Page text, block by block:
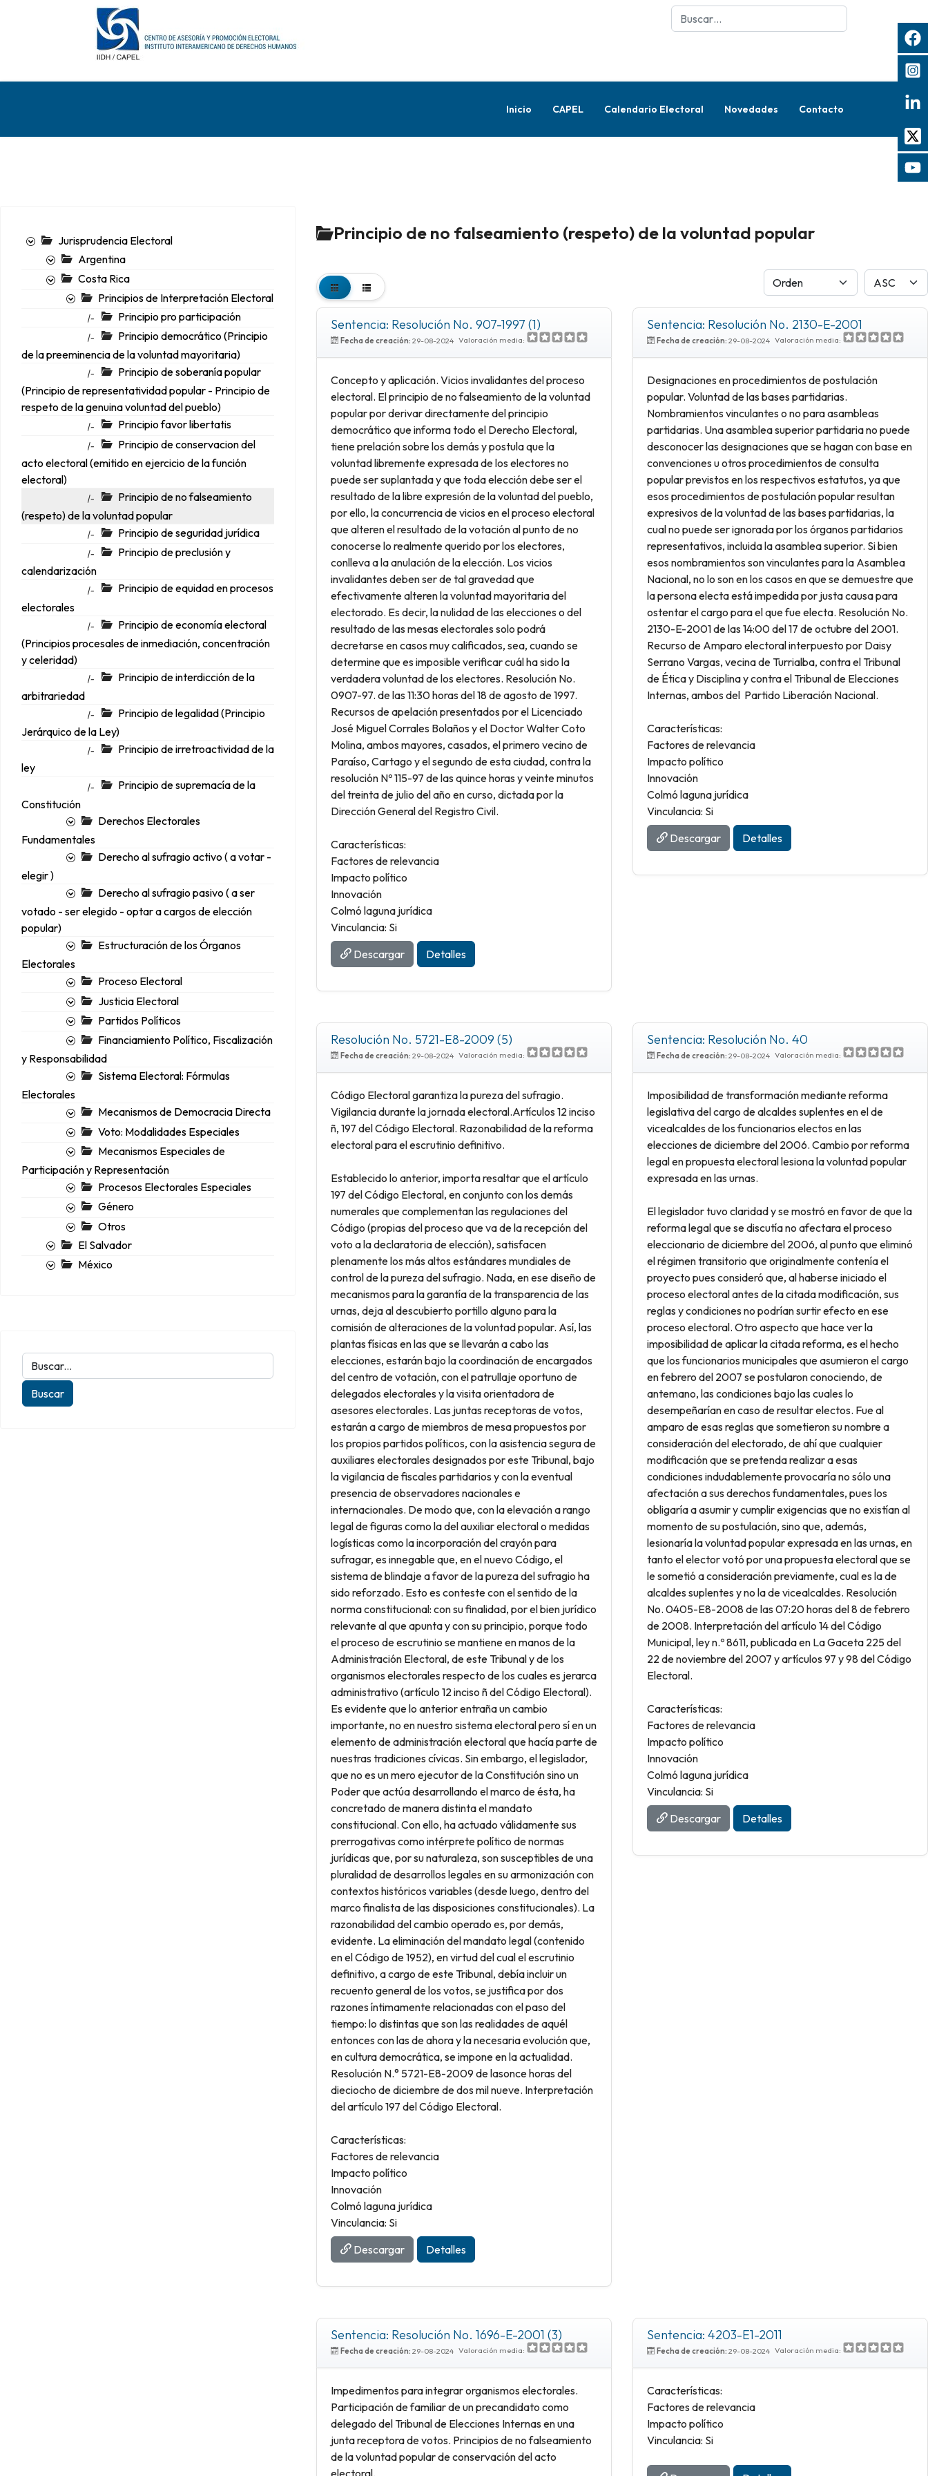
Buscar
Inicio CAPEL Calendario Electoral Novedades Contacto
Jurisprudencia Electoral
Argentina
Costa Rica
Principios de Interpretación Electoral
|- Principio pro participación
|-
Principio democrático (Principio
de la preeminencia de la voluntad mayoritaria)
|-
Principio de soberanía popular
(Principio de representatividad popular - Principio de
respeto de la genuina voluntad del pueblo)
|- Principio favor libertatis
|-
Principio de conservacion del
acto electoral (emitido en ejercicio de la función
electoral)
|-
Principio de no falseamiento
(respeto) de la voluntad popular
|- Principio de seguridad jurídica
|-
Principio de preclusión y
calendarización
|-
Principio de equidad en procesos
electorales
|-
Principio de economía electoral
(Principios procesales de inmediación, concentración
y celeridad)
|-
Principio de interdicción de la
arbitrariedad
|-
Principio de legalidad (Principio
Jerárquico de la Ley)
|-
Principio de irretroactividad de la
ley
|-
Principio de supremacía de la
Constitución
Derechos Electorales
Fundamentales
Derecho al sufragio activo ( a votar -
elegir )
Derecho al sufragio pasivo ( a ser
votado - ser elegido - optar a cargos de elección
popular)
Estructuración de los Órganos
Electorales
Proceso Electoral
Justicia Electoral
Partidos Políticos
Financiamiento Político, Fiscalización
y Responsabilidad
Sistema Electoral: Fórmulas
Electorales
Mecanismos de Democracia Directa
Voto: Modalidades Especiales
Mecanismos Especiales de
Participación y Representación
Procesos Electorales Especiales
Género
Otros
El Salvador
México
Principio de no falseamiento (respeto) de la voluntad popular
Sentencia: Resolución No. 907-1997 (1)
Fecha de creación: 29-08-2024 Valoración media:
Concepto y aplicación. Vicios invalidantes del proceso
electoral. El principio de no falseamiento de la voluntad
popular por derivar directamente del principio
democrático que informa todo el Derecho Electoral,
tiene prelación sobre los demás y postula que la
voluntad libremente expresada de los electores no
puede ser suplantada y que toda elección debe ser el
resultado de la libre expresión de la voluntad del pueblo,
por ello, la concurrencia de vicios en el proceso electoral
que alteren el resultado de la votación al punto de no
conocerse lo realmente querido por los electores,
conlleva a la anulación de la elección. Los vicios
invalidantes deben ser de tal gravedad que
efectivamente alteren la voluntad mayoritaria del
electorado. Es decir, la nulidad de las elecciones o del
resultado de las mesas electorales solo podrá
decretarse en casos muy calificados, sea, cuando se
determine que es imposible verificar cuál ha sido la
verdadera voluntad de los electores. Resolución No.
0907-97. de las 11:30 horas del 18 de agosto de 1997.
Recursos de apelación presentados por el Licenciado
José Miguel Corrales Bolaños y el Doctor Walter Coto
Molina, ambos mayores, casados, el primero vecino de
Paraíso, Cartago y el segundo de esta ciudad, contra la
resolución Nº 115-97 de las quince horas y veinte minutos
del treinta de julio del año en curso, dictada por la
Dirección General del Registro Civil.
Características:
Factores de relevancia
Impacto político
Innovación
Colmó laguna jurídica
Vinculancia: Si
Descargar
Detalles
Sentencia: Resolución No. 2130-E-2001
Fecha de creación: 29-08-2024 Valoración media:
Designaciones en procedimientos de postulación
popular. Voluntad de las bases partidarias.
Nombramientos vinculantes o no para asambleas
partidarias. Una asamblea superior partidaria no puede
desconocer las designaciones que se hagan con base en
convenciones u otros procedimientos de consulta
popular previstos en los respectivos estatutos, ya que
esos procedimientos de postulación popular resultan
expresivos de la voluntad de las bases partidarias, la
cual no puede ser ignorada por los órganos partidarios
representativos, incluida la asamblea superior. Si bien
esos nombramientos son vinculantes para la Asamblea
Nacional, no lo son en los casos en que se demuestre que
la persona electa está impedida por justa causa para
ostentar el cargo para el que fue electa. Resolución No.
2130-E-2001 de las 14:00 del 17 de octubre del 2001.
Recurso de Amparo electoral interpuesto por Daisy
Serrano Vargas, vecina de Turrialba, contra el Tribunal
de Ética y Disciplina y contra el Tribunal de Elecciones
Internas, ambos del Partido Liberación Nacional.
Características:
Factores de relevancia
Impacto político
Innovación
Colmó laguna jurídica
Vinculancia: Si
Descargar
Detalles
Resolución No. 5721-E8-2009 (5)
Fecha de creación: 29-08-2024 Valoración media:
Código Electoral garantiza la pureza del sufragio.
Vigilancia durante la jornada electoral.Artículos 12 inciso
ñ, 197 del Código Electoral. Razonabilidad de la reforma
electoral para el escrutinio definitivo.
Establecido lo anterior, importa resaltar que el artículo
197 del Código Electoral, en conjunto con los demás
numerales que complementan las regulaciones del
Código (propias del proceso que va de la recepción del
voto a la declaratoria de elección), satisfacen
plenamente los más altos estándares mundiales de
control de la pureza del sufragio. Nada, en ese diseño de
mecanismos para la garantía de la transparencia de las
urnas, deja al descubierto portillo alguno para la
comisión de alteraciones de la voluntad popular. Así, las
plantas físicas en las que se llevarán a cabo las
elecciones, estarán bajo la coordinación de encargados
del centro de votación, con el patrullaje oportuno de
delegados electorales y la visita orientadora de
asesores electorales. Las juntas receptoras de votos,
estarán a cargo de miembros de mesa propuestos por
los propios partidos políticos, con la asistencia segura de
auxiliares electorales designados por este Tribunal, bajo
la vigilancia de fiscales partidarios y con la eventual
presencia de observadores nacionales e
internacionales. De modo que, con la elevación a rango
legal de figuras como la del auxiliar electoral o medidas
logísticas como la incorporación del crayón para
sufragar, es innegable que, en el nuevo Código, el
sistema de blindaje a favor de la pureza del sufragio ha
sido reforzado. Esto es conteste con el sentido de la
norma constitucional: con su finalidad, por el bien jurídico
relevante al que apunta y con su principio, porque todo
el proceso de escrutinio se mantiene en manos de la
Administración Electoral, de este Tribunal y de los
organismos electorales respecto de los cuales es jerarca
administrativo (artículo 12 inciso ñ del Código Electoral).
Es evidente que lo anterior entraña un cambio
importante, no en nuestro sistema electoral pero sí en un
elemento de administración electoral que hacía parte de
nuestras tradiciones cívicas. Sin embargo, el legislador,
que no es un mero ejecutor de la Constitución sino un
Poder que actúa desarrollando el marco de ésta, ha
concretado de manera distinta el mandato
constitucional. Con ello, ha actuado válidamente sus
prerrogativas como intérprete político de normas
jurídicas que, por su naturaleza, son susceptibles de una
pluralidad de desarrollos legales en su armonización con
contextos históricos variables (desde luego, dentro del
marco finalista de las disposiciones constitucionales). La
razonabilidad del cambio operado es, por demás,
evidente. La eliminación del mandato legal (contenido
en el Código de 1952), en virtud del cual el escrutinio
definitivo, a cargo de este Tribunal, debía incluir un
recuento general de los votos, se justifica por dos
razones íntimamente relacionadas con el paso del
tiempo: lo distintas que son las realidades de aquél
entonces con las de ahora y la necesaria evolución que,
en cultura democrática, se impone en la actualidad.
Resolución N.° 5721-E8-2009 de lasonce horas del
dieciocho de diciembre de dos mil nueve. Interpretación
del artículo 197 del Código Electoral.
Características:
Factores de relevancia
Impacto político
Innovación
Colmó laguna jurídica
Vinculancia: Si
Descargar
Detalles
Sentencia: Resolución No. 40
Fecha de creación: 29-08-2024 Valoración media:
Imposibilidad de transformación mediante reforma
legislativa del cargo de alcaldes suplentes en el de
vicealcaldes de los funcionarios electos en las
elecciones de diciembre del 2006. Cambio por reforma
legal en propuesta electoral lesiona la voluntad popular
expresada en las urnas.
El legislador tuvo claridad y se mostró en favor de que la
reforma legal que se discutía no afectara el proceso
eleccionario de diciembre del 2006, al punto que eliminó
el régimen transitorio que originalmente contenía el
proyecto pues consideró que, al haberse iniciado el
proceso electoral antes de la citada modificación, sus
reglas y condiciones no podrían surtir efecto en ese
proceso electoral. Otro aspecto que hace ver la
imposibilidad de aplicar la citada reforma, es el hecho
que los funcionarios municipales que asumieron el cargo
en febrero del 2007 se postularon conociendo, de
antemano, las condiciones bajo las cuales lo
desempeñarían en caso de resultar electos. Fue al
amparo de esas reglas que sometieron su nombre a
consideración del electorado, de ahí que cualquier
modificación que se pretenda realizar a esas
condiciones indudablemente provocaría no sólo una
afectación a sus derechos fundamentales, pues los
obligaría a asumir y cumplir exigencias que no existían al
momento de su postulación, sino que, además,
lesionaría la voluntad popular expresada en las urnas, en
tanto el elector votó por una propuesta electoral que se
le sometió a consideración previamente, cual es la de
alcaldes suplentes y no la de vicealcaldes. Resolución
No. 0405-E8-2008 de las 07:20 horas del 8 de febrero
de 2008. Interpretación del artículo 14 del Código
Municipal, ley n.º 8611, publicada en La Gaceta 225 del
22 de noviembre del 2007 y artículos 97 y 98 del Código
Electoral.
Características:
Factores de relevancia
Impacto político
Innovación
Colmó laguna jurídica
Vinculancia: Si
Descargar
Detalles
Sentencia: Resolución No. 1696-E-2001 (3)
Fecha de creación: 29-08-2024 Valoración media:
Impedimentos para integrar organismos electorales.
Participación de familiar de un precandidato como
delegado del Tribunal de Elecciones Internas en una
junta receptora de votos. Principios de no falseamiento
de la voluntad popular de conservación del acto
electoral.
Sentencia: 4203-E1-2011
Fecha de creación: 29-08-2024 Valoración media:
Características:
Factores de relevancia
Impacto político
Vinculancia: Si